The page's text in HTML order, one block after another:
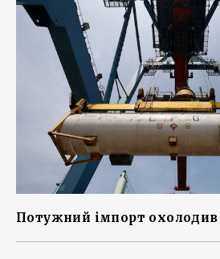
Потужний імпорт охолодив